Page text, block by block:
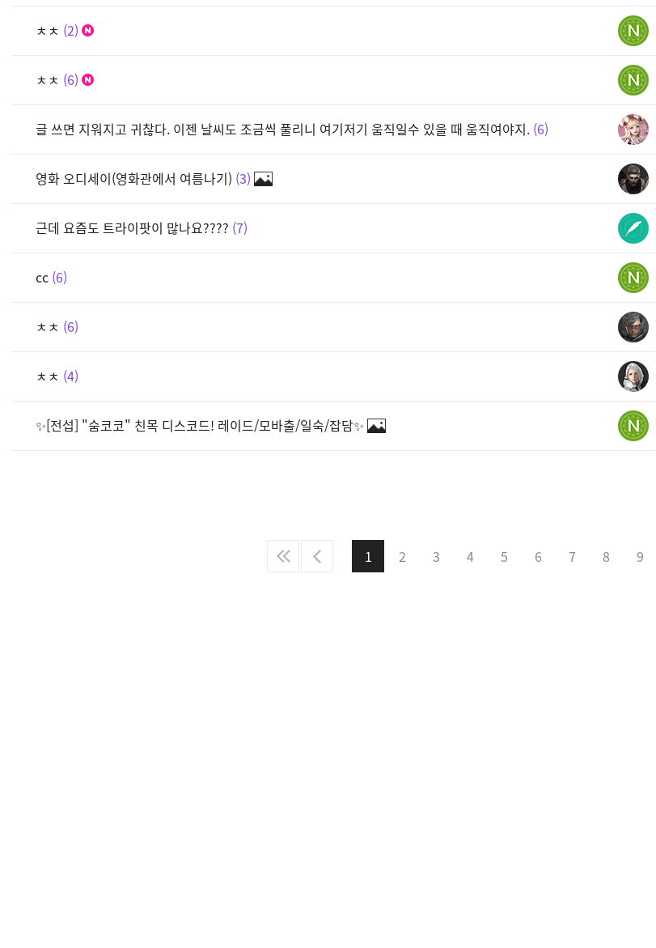
ㅊㅊ 2
ㅊㅊ 6
글 쓰면 지워지고 귀찮다. 이젠 날씨도 조금씩 풀리니 여기저기 움직일수 있을 때 움직여야지. 6
영화 오디세이(영화관에서 여름나기) 3
근데 요즘도 트라이팟이 많나요???? 7
cc 6
ㅊㅊ 6
ㅊㅊ 4
✨[전섭] "숨코코" 친목 디스코드! 레이드/모바출/일숙/잡담✨
1 2 3 4 5 6 7 8 9